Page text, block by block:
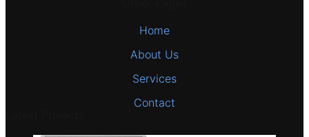
Home
About Us
Services
Contact